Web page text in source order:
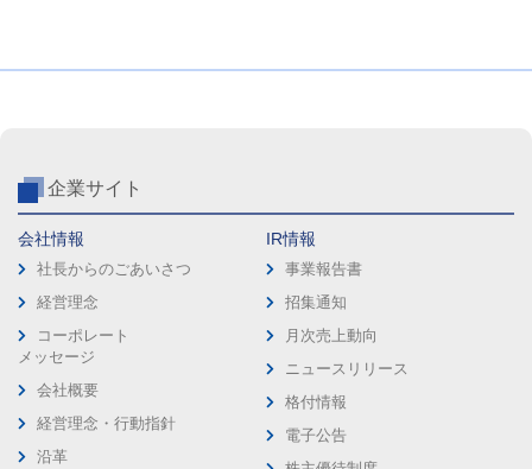
企業サイト
会社情報
社長からのごあいさつ
経営理念
コーポレート
メッセージ
会社概要
経営理念・行動指針
沿革
IR情報
事業報告書
招集通知
月次売上動向
ニュースリリース
格付情報
電子公告